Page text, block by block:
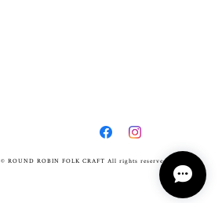
© ROUND ROBIN FOLK CRAFT All rights reserved.